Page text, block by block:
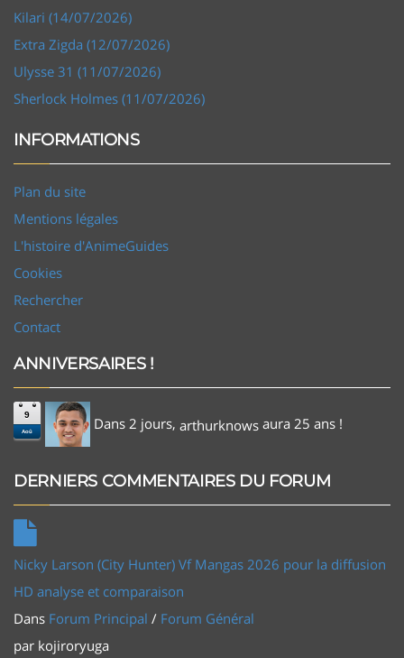
Kilari (14/07/2026)
Extra Zigda (12/07/2026)
Ulysse 31 (11/07/2026)
Sherlock Holmes (11/07/2026)
INFORMATIONS
Plan du site
Mentions légales
L'histoire d'AnimeGuides
Cookies
Rechercher
Contact
ANNIVERSAIRES !
9
Aoû Dans 2 jours, arthurknows aura 25 ans !
DERNIERS COMMENTAIRES DU FORUM
Nicky Larson (City Hunter) Vf Mangas 2026 pour la diffusion
HD analyse et comparaison
Dans Forum Principal / Forum Général
par kojiroryuga